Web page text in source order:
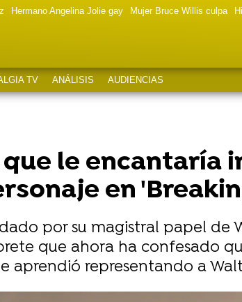
Hermano Angelina Jolie gay Mujer Bruce Willis culpa
TV ANÁLISIS AUDIENCIAS
le encantaría
en
por su magistral papel de
que ahora ha confesado
aprendió representando a